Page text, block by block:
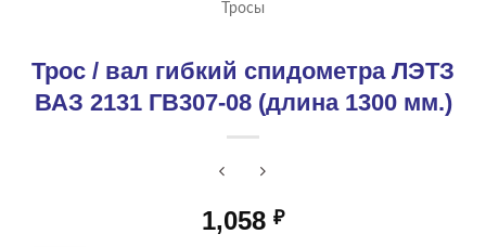
Тросы
Трос / вал гибкий спидометра ЛЭТЗ
ВАЗ 2131 ГВ307-08 (длина 1300 мм.)
1,058 ₽